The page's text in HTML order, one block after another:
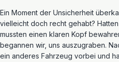
Ein Moment der Unsicherheit
vielleicht doch recht gehabt?
mussten einen klaren Kopf
begannen wir, uns auszugraben.
ein anderes Fahrzeug vorbei und